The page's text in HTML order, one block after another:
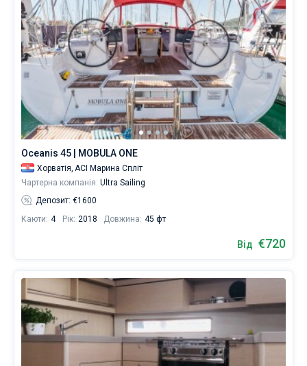
Oceanis 45 | MOBULA ONE
Хорватія, ACI Марина Спліт
Чартерна компанія: Ultra Sailing
Депозит: €1600
Каюти: 4 Рік: 2018 Довжина: 45 фт
Від €720